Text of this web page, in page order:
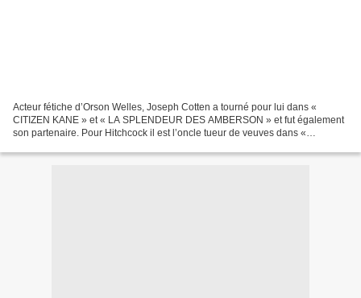
Acteur fétiche d’Orson Welles, Joseph Cotten a tourné pour lui dans «
CITIZEN KANE » et « LA SPLENDEUR DES AMBERSON » et fut également
son partenaire. Pour Hitchcock il est l’oncle tueur de veuves dans «